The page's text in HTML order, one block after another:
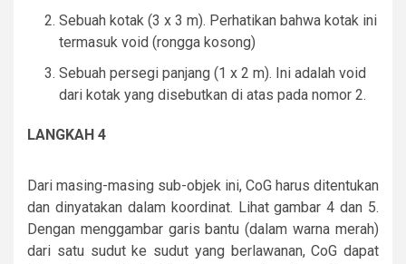
Sebuah kotak (3 x 3 m). Perhatikan bahwa kotak ini
termasuk void (rongga kosong)
Sebuah persegi panjang (1 x 2 m). Ini adalah void
dari kotak yang disebutkan di atas pada nomor 2.
LANGKAH 4
Dari masing-masing sub-objek ini, CoG harus ditentukan
dan dinyatakan dalam koordinat. Lihat gambar 4 dan 5.
Dengan menggambar garis bantu (dalam warna merah)
dari satu sudut ke sudut yang berlawanan, CoG dapat